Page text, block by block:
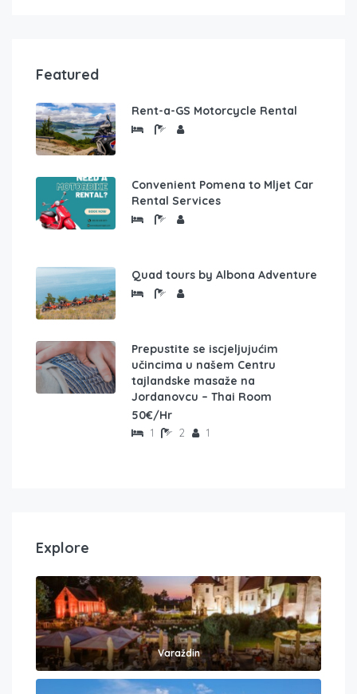
Featured
Rent-a-GS Motorcycle Rental
Convenient Pomena to Mljet Car
Rental Services
Quad tours by Albona Adventure
Prepustite se iscjeljujućim
učincima u našem Centru
tajlandske masaže na
Jordanovcu – Thai Room
50€/Hr
1 2 1
Explore
Varaždin